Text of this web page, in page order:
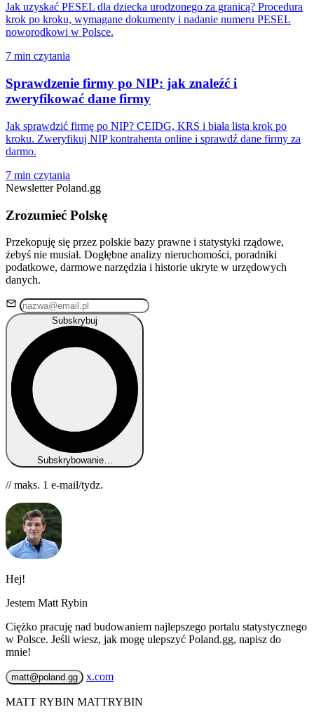
Jak uzyskać PESEL dla dziecka urodzonego za granicą? Procedura
krok po kroku, wymagane dokumenty i nadanie numeru PESEL
noworodkowi w Polsce.
7 min czytania
Sprawdzenie firmy po NIP: jak znaleźć i
zweryfikować dane firmy
Jak sprawdzić firmę po NIP? CEIDG, KRS i biała lista krok po
kroku. Zweryfikuj NIP kontrahenta online i sprawdź dane firmy za
darmo.
7 min czytania
Newsletter Poland.gg
Zrozumieć Polskę
Przekopuję się przez polskie bazy prawne i statystyki rządowe,
żebyś nie musiał. Dogłębne analizy nieruchomości, poradniki
podatkowe, darmowe narzędzia i historie ukryte w urzędowych
danych.
Subskrybuj
Subskrybowanie…
// maks. 1 e-mail/tydz.
Hej!
Jestem Matt Rybin
Ciężko pracuję nad budowaniem najlepszego portalu statystycznego
w Polsce. Jeśli wiesz, jak mogę ulepszyć Poland.gg, napisz do
mnie!
matt@poland.gg x.com
MATT RYBIN MATTRYBIN